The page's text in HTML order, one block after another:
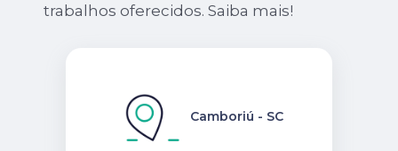
trabalhos oferecidos. Saiba mais!
Camboriú - SC